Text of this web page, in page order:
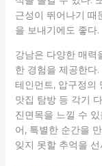
근성이 뛰어나기 때
을 보내기에도 좋다.
강남은 다양한 매력
한 경험을 제공한다
테인먼트, 압구정의
맛집 탐방 등 각기
진면목을 느낄 수
어, 특별한 순간을
잊지 못할 추억을